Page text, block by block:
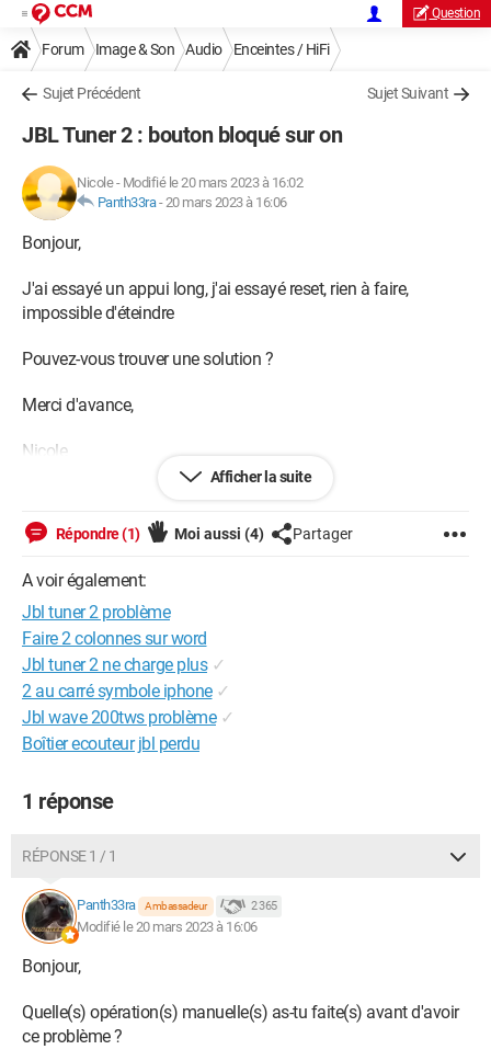
Question
Forum Image & Son Audio Enceintes / HiFi
Sujet Précédent Sujet Suivant
JBL Tuner 2 : bouton bloqué sur on
Nicole- Modifié le 20 mars 2023 à 16:02
Panth33ra-20 mars 2023 à 16:06
Bonjour,
J'ai essayé un appui long, j'ai essayé reset, rien à faire,
impossible d'éteindre
Pouvez-vous trouver une solution ?
Merci d'avance,
Nicole
Win;
Afficher la suite
Répondre (1) Moi aussi (4) Partager
A voir également:
Jbl tuner 2 problème
Faire 2 colonnes sur word
Jbl tuner 2 ne charge plus ✓
2 au carré symbole iphone ✓
Jbl wave 200tws problème ✓
Boîtier ecouteur jbl perdu
1 réponse
RÉPONSE 1 / 1
Panth33ra Ambassadeur 2 365
Modifié le 20 mars 2023 à 16:06
Bonjour,
Quelle(s) opération(s) manuelle(s) as-tu faite(s) avant d'avoir
ce problème ?